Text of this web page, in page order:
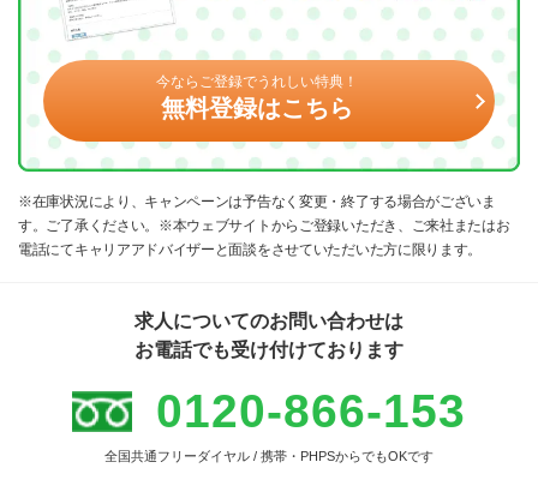
今ならご登録でうれしい特典！
無料登録はこちら
※在庫状況により、キャンペーンは予告なく変更・終了する場合がございま
す。ご了承ください。※本ウェブサイトからご登録いただき、ご来社またはお
電話にてキャリアアドバイザーと面談をさせていただいた方に限ります。
求人についてのお問い合わせは
お電話でも受け付けております
0120-866-153
全国共通フリーダイヤル / 携帯・PHPSからでもOKです